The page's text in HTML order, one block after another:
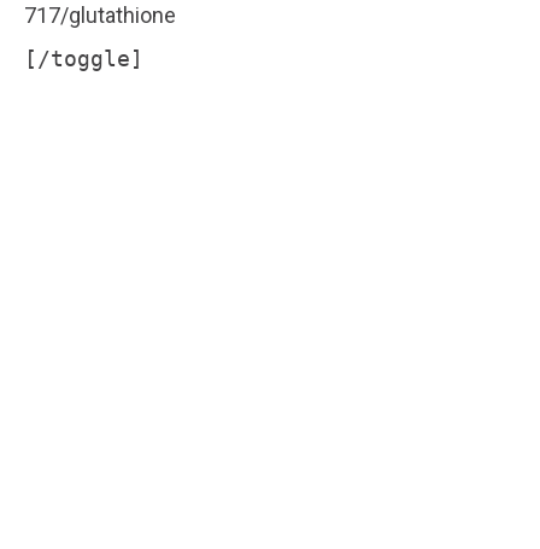
717/glutathione
[/toggle]